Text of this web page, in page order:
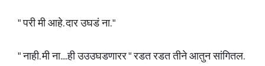
" परी मी आहे. दार उघडं ना. "
" नाही. मी ना....ही उउउघडणारर " रडत रडत तीने आतुन सांगितल.